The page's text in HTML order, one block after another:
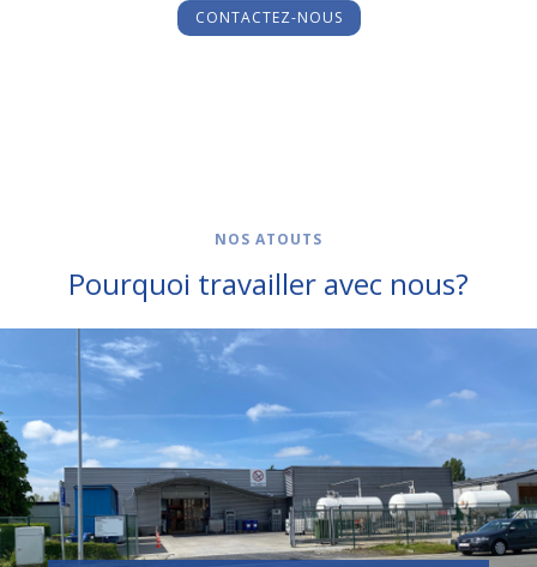
CONTACTEZ-NOUS
NOS ATOUTS
Pourquoi travailler avec nous?